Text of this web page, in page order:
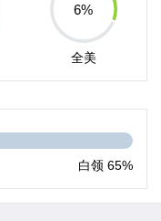
6%
全美
白领 65%